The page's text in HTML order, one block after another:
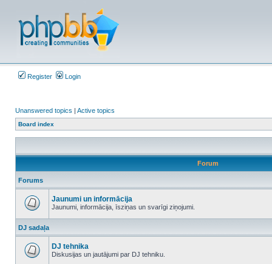
Register Login
Unanswered topics | Active topics
Board index
Forum
Forums
unread
posts
Jaunumi un informācija
Jaunumi, informācija, īsziņas un svarīgi ziņojumi.
DJ sadaļa
DJ tehnika
Diskusijas un jautājumi par DJ tehniku.